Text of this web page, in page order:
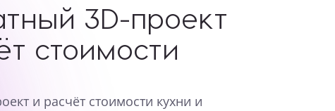
3D-проект
стоимости
и расчёт стоимости кухни и